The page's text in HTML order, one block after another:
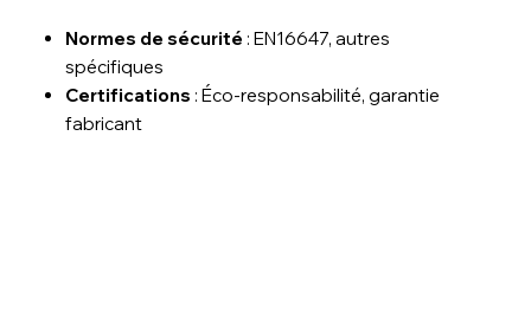
Normes de sécurité : EN16647, autres
spécifiques
Certifications : Éco-responsabilité, garantie
fabricant